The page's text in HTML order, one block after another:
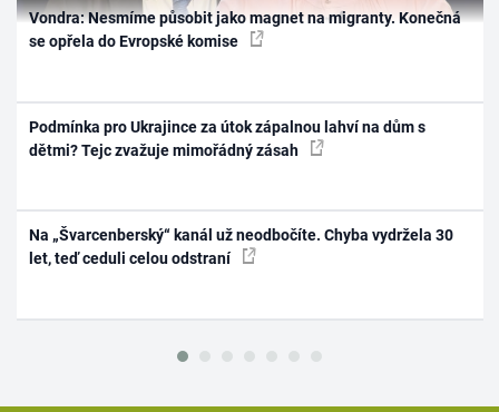
Vondra: Nesmíme působit jako magnet na migranty. Konečná
se opřela do Evropské komise
Podmínka pro Ukrajince za útok zápalnou lahví na dům s
dětmi? Tejc zvažuje mimořádný zásah
Na „Švarcenberský“ kanál už neodbočíte. Chyba vydržela 30
let, teď ceduli celou odstraní